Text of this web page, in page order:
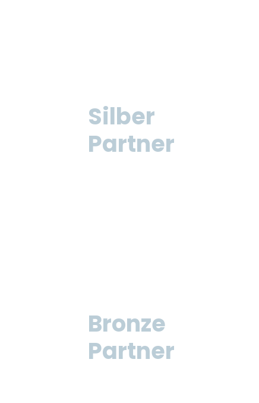
Silber
Partner
Bronze
Partner